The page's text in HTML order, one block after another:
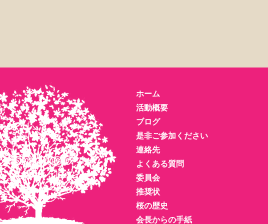
ホーム
活動概要
ブログ
是非ご参加ください
連絡先
よくある質問
委員会
推奨状
桜の歴史
会長からの手紙